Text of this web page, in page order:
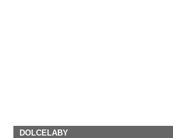
DOLCELABY